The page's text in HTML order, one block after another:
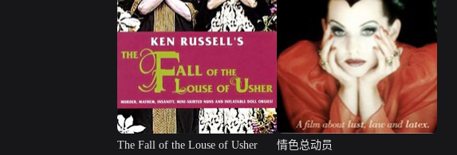
The Fall of the Louse of Usher
情色总动员